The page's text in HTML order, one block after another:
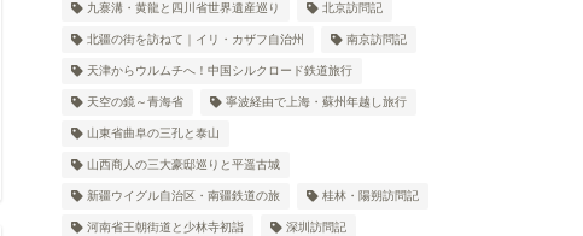
九寨溝・黄龍と四川省世界遺産巡り 北京訪問記
北疆の街を訪ねて｜イリ・カザフ自治州 南京訪問記
天津からウルムチへ！中国シルクロード鉄道旅行
天空の鏡～青海省 寧波経由で上海・蘇州年越し旅行
山東省曲阜の三孔と泰山
山西商人の三大豪邸巡りと平遥古城
新疆ウイグル自治区・南疆鉄道の旅 桂林・陽朔訪問記
河南省王朝街道と少林寺初詣 深圳訪問記